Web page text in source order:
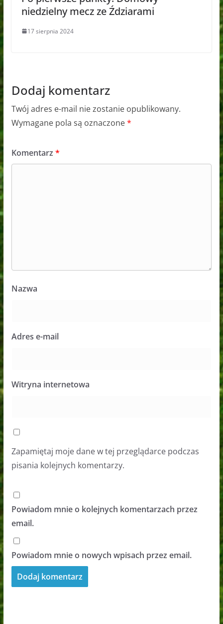
niedzielny mecz ze Ździarami
17 sierpnia 2024
Dodaj komentarz
Twój adres e-mail nie zostanie opublikowany.
Wymagane pola są oznaczone*
Komentarz *
Nazwa
Adres e-mail
Witryna internetowa
Zapamiętaj moje dane w tej przeglądarce podczas
pisania kolejnych komentarzy.
Powiadom mnie o kolejnych komentarzach przez
email.
Powiadom mnie o nowych wpisach przez email.